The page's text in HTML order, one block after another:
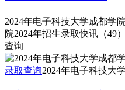
2024年电子科技大学成都学
院2024年招生录取快讯（49
查询
录取查询2024年电子科技大